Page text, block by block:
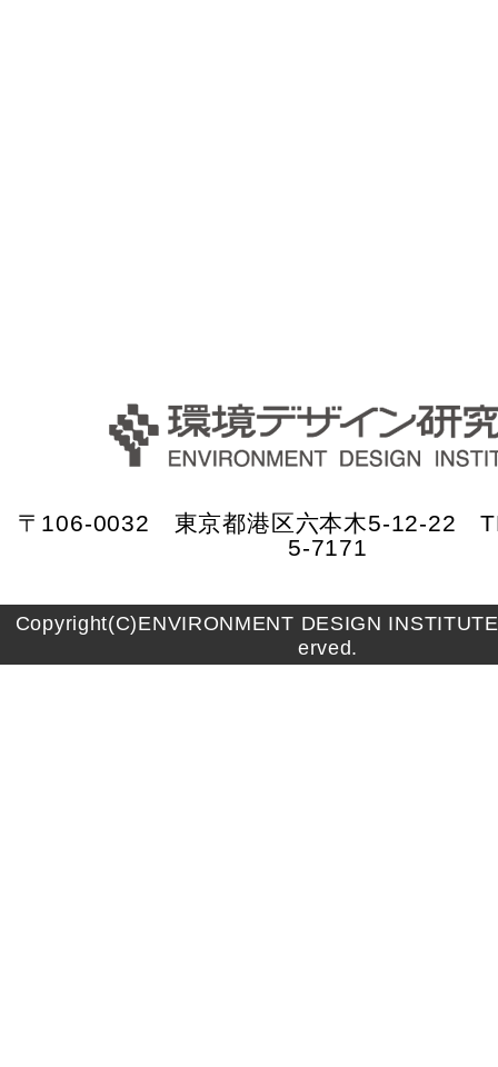
〒106-0032 東京都港区六本木5-12-22
5-7171
Copyright(C)ENVIRONMENT DESIGN
erved.